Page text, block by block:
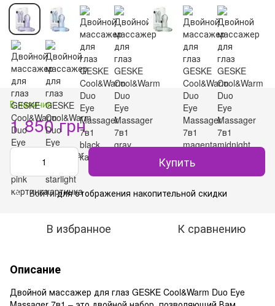
В наличии
1 850 грн
Купить
% Войтидля отображения накопительной скидки
В избранное К сравнению
Описание
Двойной массажер для глаз GESKE Cool&Warm Duo Eye